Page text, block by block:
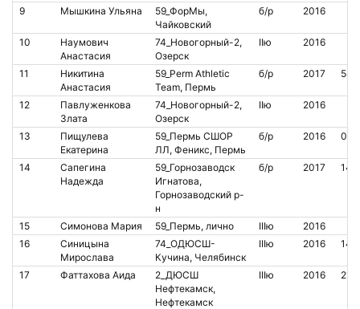
9 Мышкина Ульяна
59_ФорМы,
Чайковский
б/р 2016
10
Наумович
Анастасия
74_Новогорный-2,
Озерск
IIю 2016
11
Никитина
Анастасия
59_Perm Athletic
Team, Пермь
б/р 2017
12
Павлуженкова
Злата
74_Новогорный-2,
Озерск
IIю 2016
13
Пищулева
Екатерина
59_Пермь СШОР
ЛЛ, Феникс, Пермь
б/р 2016
14
Сапегина
Надежда
59_Горнозаводск
Игнатова,
Горнозаводский р-
н
б/р 2017
15 Симонова Мария 59_Пермь, лично IIIю
2016
16
Синицына
Мирослава
74_ОДЮСШ-
Кучина, Челябинск
IIIю 2016
17 Фаттахова Аида
2_ДЮСШ
Нефтекамск,
Нефтекамск
IIIю 2016